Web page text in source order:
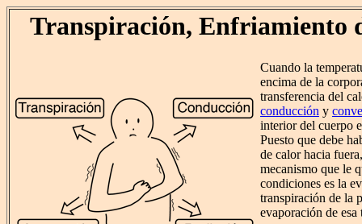
Transpiración, Enfriamiento
Cuando la
encima de la
transferencia del
conducción y
interior del cuerpo
Puesto que debe
de calor hacia
mecanismo que le
condiciones es la
transpiración de la
evaporación de